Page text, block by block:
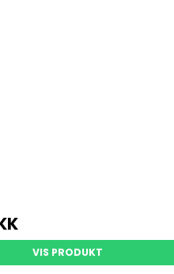
VIS PRODUKT